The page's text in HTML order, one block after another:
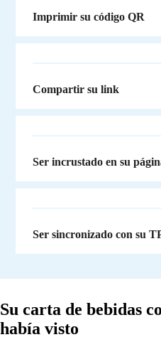
Imprimir su código QR
Compartir su link
Ser incrustado en su
Ser sincronizado con su
Su carta de bebidas
había visto